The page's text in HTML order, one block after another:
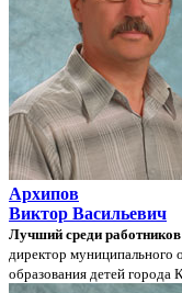
Архипов
Виктор Васильевич
Лучший среди
директор муниципального
образования детей города